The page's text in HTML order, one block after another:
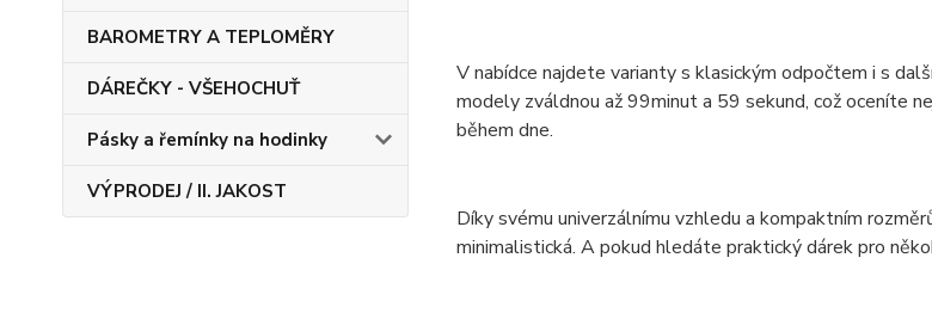
BAROMETRY A TEPLOMĚRY
DÁREČKY - VŠEHOCHUŤ
Pásky a řemínky na hodinky
VÝPRODEJ / II. JAKOST
V nabídce najdete varianty s klasickým odpočtem i s
modely zváldnou až 99minut a 59 sekund, což oceníte
během dne.
Díky svému univerzálnímu vzhledu a kompaktním
minimalistická. A pokud hledáte praktický dárek pro